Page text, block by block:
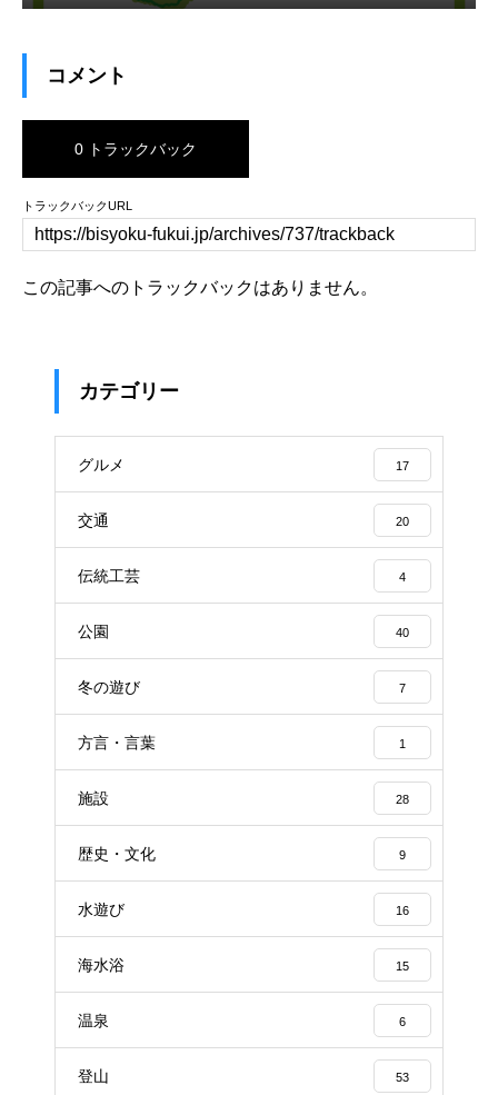
コメント
0 トラックバック
トラックバックURL
この記事へのトラックバックはありません。
カテゴリー
グルメ 17
交通 20
伝統工芸 4
公園 40
冬の遊び 7
方言・言葉 1
施設 28
歴史・文化 9
水遊び 16
海水浴 15
温泉 6
登山 53